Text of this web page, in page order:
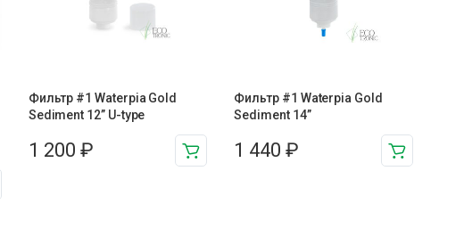
Фильтр #1 Waterpia Gold
Sediment 12” U-type
1 200 ₽
Фильтр #1 Waterpia Gold
Sediment 14”
1 440₽